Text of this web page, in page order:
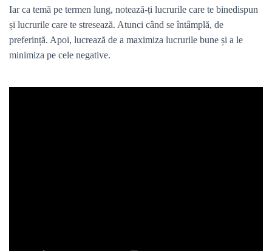
Iar ca temă pe termen lung, notează-ți lucrurile care te binedispun
și lucrurile care te stresează. Atunci când se întâmplă, de
preferință. Apoi, lucrează de a maximiza lucrurile bune și a le
minimiza pe cele negative.